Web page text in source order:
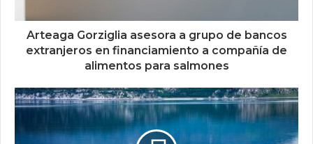
Arteaga Gorziglia asesora a grupo de bancos
extranjeros en financiamiento a compañía de
alimentos para salmones